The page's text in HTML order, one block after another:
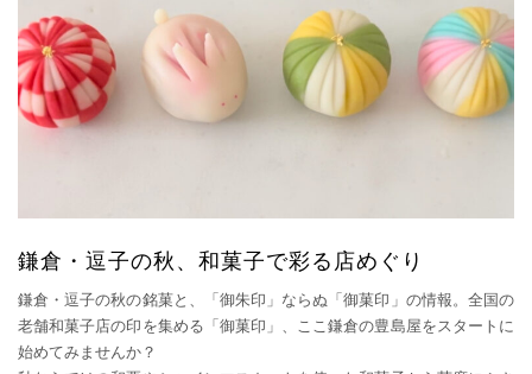
鎌倉・逗子の秋、和菓子で彩る店めぐり
鎌倉・逗子の秋の銘菓と、「御朱印」ならぬ「御菓印」の情報。全国の
老舗和菓子店の印を集める「御菓印」、ここ鎌倉の豊島屋をスタートに
始めてみませんか？